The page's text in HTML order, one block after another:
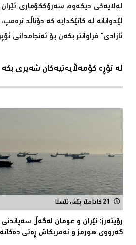
لەلایەکی دیکەوە، سەرۆککۆماری ئێران
لێدوانانە لە کاتێکدایە کە دۆناڵد
ئازادی" فراوانتر بکەن بۆ ئەنجامدانی
لە تۆڕە کۆمەڵایەتیەکان شەیری بکە
21 کاتژمێر پێش ئێستا
رۆیتەرز: ئێران و عومان لەگەڵ سەپاندنی
گەرووی هورمز و ئەمریکاش ڕەتی